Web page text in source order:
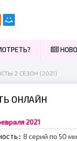
2 СЕЗОН (2021)
ОНЛАЙН
2021
8 серий по 50